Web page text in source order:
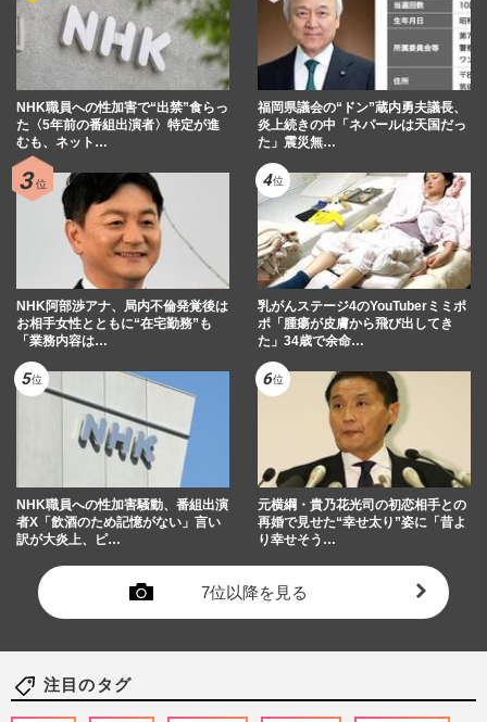
NHK職員への性加害で“出禁”食らっ
た〈5年前の番組出演者〉特定が進
むも、ネット…
福岡県議会の“ドン”蔵内勇夫議長、
炎上続きの中「ネパールは天国だっ
た」震災無…
NHK阿部渉アナ、局内不倫発覚後は
お相手女性とともに“在宅勤務”も
「業務内容は…
乳がんステージ4のYouTuberミミポ
ポ「腫瘍が皮膚から飛び出してき
た」34歳で余命…
NHK職員への性加害騒動、番組出演
者X「飲酒のため記憶がない」言い
訳が大炎上、ピ…
元横綱・貴乃花光司の初恋相手との
再婚で見せた“幸せ太り”姿に「昔よ
り幸せそう…
7位以降を見る
注目のタグ